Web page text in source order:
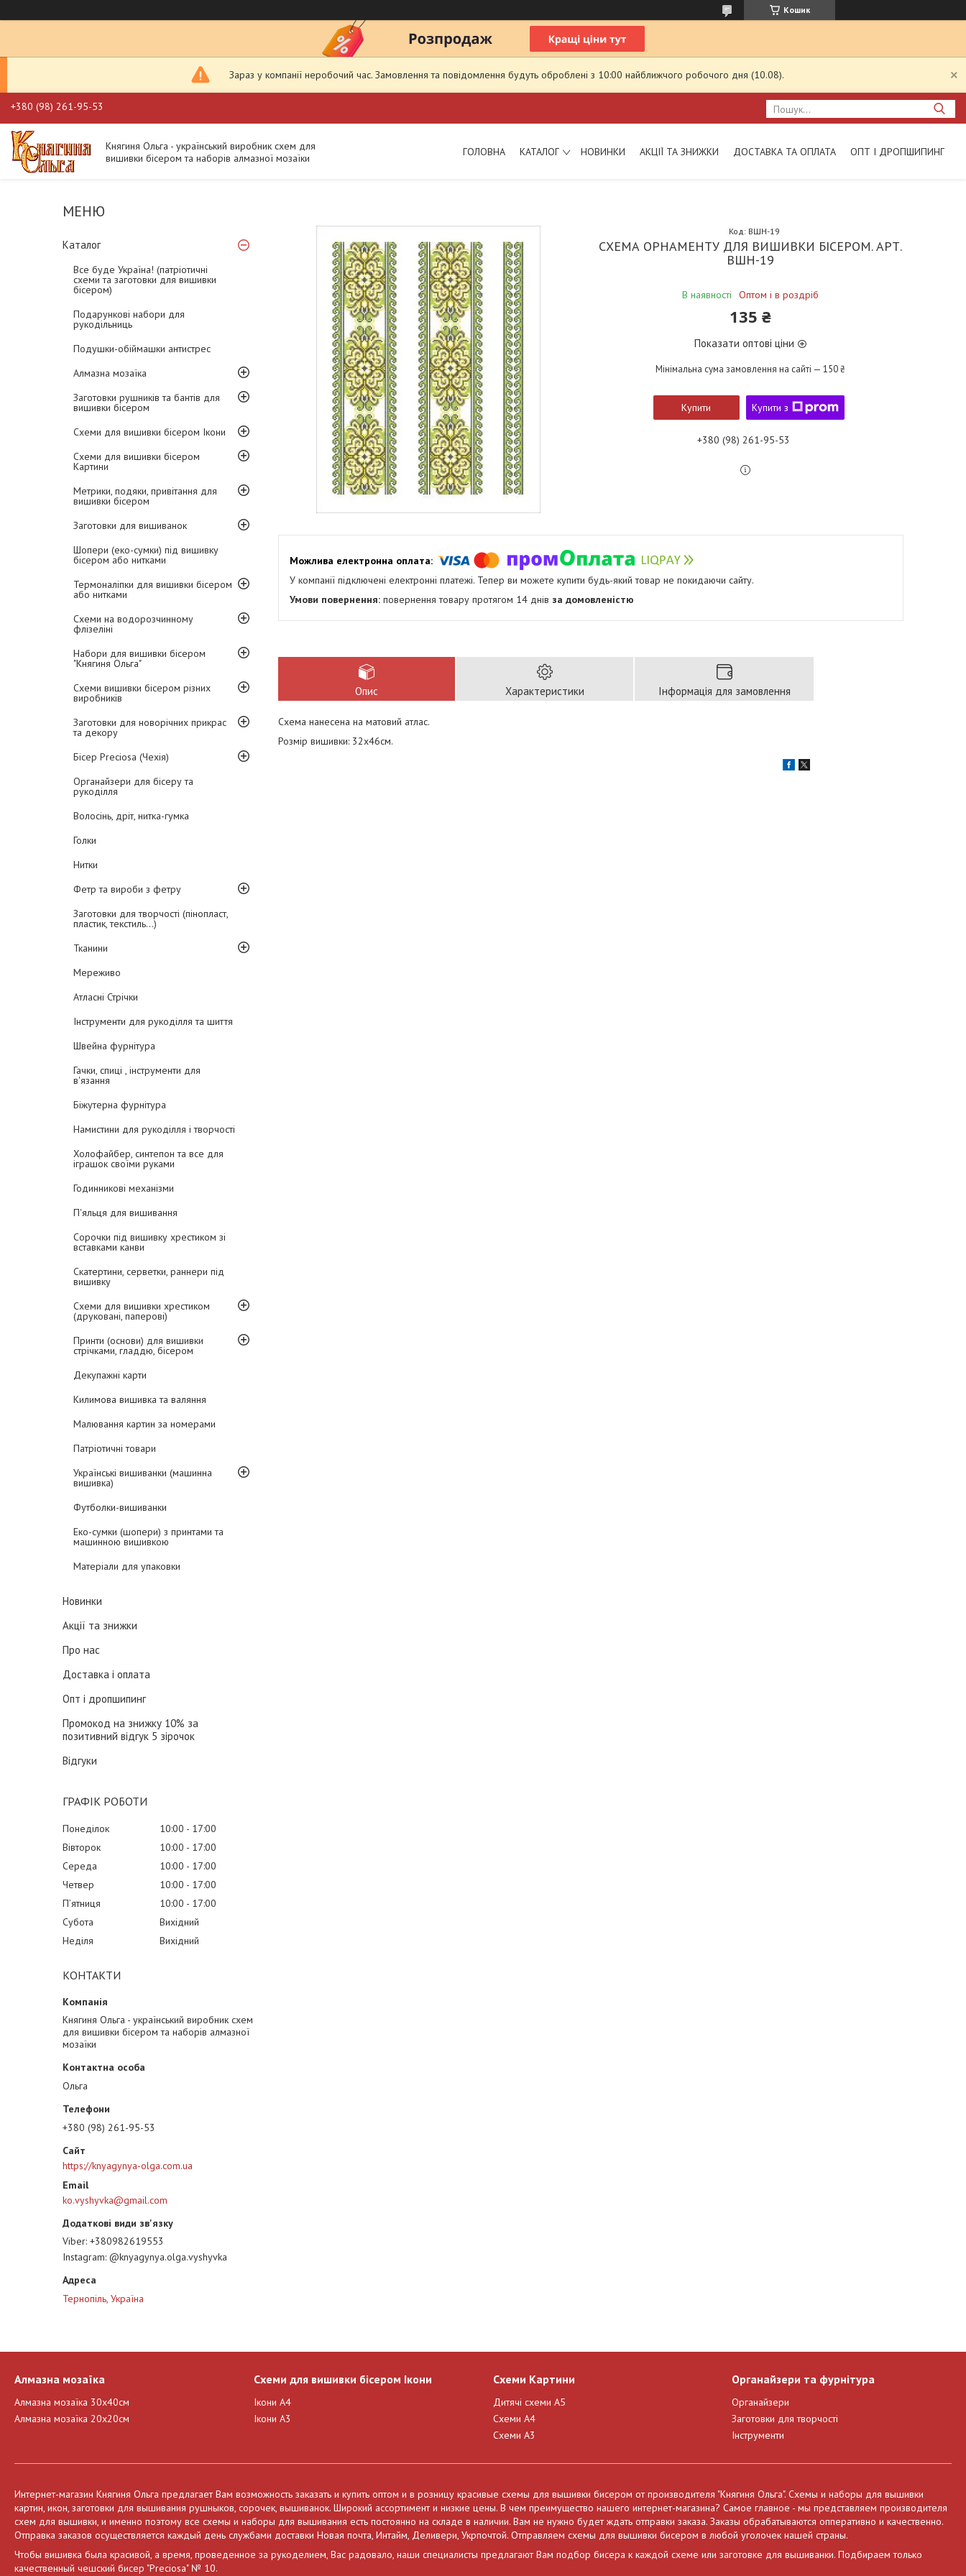
Кошик
Зараз у компанії неробочий час. Замовлення та повідомлення будуть оброблені з 10:00 найближчого робочого дня (10.08).
+380 (98) 261-95-53
Княгиня Ольга - український виробник схем для
вишивки бісером та наборів алмазної мозаїки
ГОЛОВНА КАТАЛОГ НОВИНКИ АКЦІЇ ТА ЗНИЖКИ ДОСТАВКА ТА ОПЛАТА ОПТ І ДРОПШИПИНГ
Каталог
Все буде Україна! (патріотичні
схеми та заготовки для вишивки
бісером)
Подарункові набори для
рукодільниць
Подушки-обіймашки антистрес
Алмазна мозаїка
Заготовки рушників та бантів для
вишивки бісером
Схеми для вишивки бісером Ікони
Схеми для вишивки бісером
Картини
Метрики, подяки, привітання для
вишивки бісером
Заготовки для вишиванок
Шопери (еко-сумки) під вишивку
бісером або нитками
Термоналіпки для вишивки бісером
або нитками
Схеми на водорозчинному
флізеліні
Набори для вишивки бісером
"Княгиня Ольга"
Схеми вишивки бісером різних
виробників
Заготовки для новорічних прикрас
та декору
Бісер Preciosa (Чехія)
Органайзери для бісеру та
рукоділля
Волосінь, дріт, нитка-гумка
Голки
Нитки
Фетр та вироби з фетру
Заготовки для творчості (пінопласт,
пластик, текстиль...)
Тканини
Мереживо
Атласні Стрічки
Інструменти для рукоділля та шиття
Швейна фурнітура
Гачки, спиці , інструменти для
в'язання
Біжутерна фурнітура
Намистини для рукоділля і творчості
Холофайбер, синтепон та все для
іграшок своїми руками
Годинникові механізми
П'яльця для вишивання
Сорочки під вишивку хрестиком зі
вставками канви
Скатертини, серветки, раннери під
вишивку
Схеми для вишивки хрестиком
(друковані, паперові)
Принти (основи) для вишивки
стрічками, гладдю, бісером
Декупажні карти
Килимова вишивка та валяння
Малювання картин за номерами
Патріотичні товари
Українські вишиванки (машинна
вишивка)
Футболки-вишиванки
Еко-сумки (шопери) з принтами та
машинною вишивкою
Матеріали для упаковки
Новинки
Акції та знижки
Про нас
Доставка і оплата
Опт і дропшипинг
Промокод на знижку 10% за
позитивний відгук 5 зірочок
Відгуки
ГРАФІК РОБОТИ
Понеділок 10:00
17:00
Вівторок
10:00
17:00
Середа
10:00
17:00
Четвер
10:00
17:00
Пʼятниця
10:00
17:00
Субота
Вихідний
Неділя
Вихідний
КОНТАКТИ
Княгиня Ольга - український виробник схем
для вишивки бісером та наборів алмазної
мозаїки
Ольга
+380 (98) 261-95-53
https://knyagynya-olga.com.ua
ko.vyshyvka@gmail.com
Viber +380982619553
Instagram @knyagynya.olga.vyshyvka
Тернопіль, Україна
СХЕМА ОРНАМЕНТУ ДЛЯ ВИШИВКИ БІСЕРОМ. АРТ.
ВШН-19
В наявності Оптом і в роздріб
Код: ВШН-19
135 ₴
Показати оптові ціни
Мінімальна сума замовлення на сайті — 150 ₴
Купити Купити з
+380 (98) 261-95-53
У компанії підключені електронні платежі. Тепер ви можете купити будь-який товар не покидаючи сайту.
повернення товару протягом 14 днів за домовленістю
Опис Характеристики Інформація для замовлення
Схема нанесена на матовий атлас.
Розмір вишивки: 32х46см.
Алмазна мозаїка
Алмазна мозаїка 30х40см
Алмазна мозаїка 20х20см
Схеми для вишивки бісером Ікони
Ікони А4
Ікони А3
Схеми Картини
Дитячі схеми А5
Схеми А4
Схеми А3
Органайзери та фурнітура
Органайзери
Заготовки для творчості
Інструменти
Интернет-магазин Княгиня Ольга предлагает Вам возможность заказать и купить оптом и в розницу красивые схемы для вышивки бисером от производителя "Княгиня Ольга". Схемы и наборы для вышивки
картин, икон, заготовки для вышивания рушныков, сорочек, вышиванок. Широкий ассортимент и низкие цены. В чем преимущество нашего интернет-магазина? Самое главное - мы представляем производителя
схем для вышивки, и именно поэтому все схемы и наборы для вышивания есть постоянно на складе в наличии. Вам не нужно будет ждать отправки заказа. Заказы обрабатываются опперативно и качественно.
Отправка заказов осуществляется каждый день службами доставки Новая почта, Интайм, Деливери, Укрпочтой. Отправляем схемы для вышивки бисером в любой уголочек нашей страны.
Чтобы вишивка была красивой, а время, проведенное за рукоделием, Вас радовало, наши специалисты предлагают Вам подбор бисера к каждой схеме или заготовке для вышиванки. Подбираем только
качественный чешский бисер "Preciosa" № 10.